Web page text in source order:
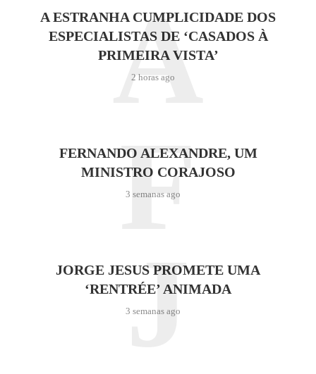
A ESTRANHA CUMPLICIDADE DOS
ESPECIALISTAS DE ‘CASADOS À
PRIMEIRA VISTA’
2 horas ago
A
FERNANDO ALEXANDRE, UM
MINISTRO CORAJOSO
3 semanas ago
F
JORGE JESUS PROMETE UMA
‘RENTRÉE’ ANIMADA
3 semanas ago
J